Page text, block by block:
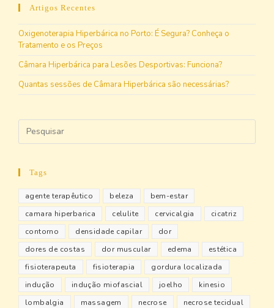
Artigos Recentes
Oxigenoterapia Hiperbárica no Porto: É Segura? Conheça o
Tratamento e os Preços
Câmara Hiperbárica para Lesões Desportivas: Funciona?
Quantas sessões de Câmara Hiperbárica são necessárias?
Tags
agente terapêutico beleza
bem-estar
camara hiperbarica
celulite cervicalgia
cicatriz
contorno
densidade capilar
dor
dores de costas
dor muscular edema
estética
fisioterapeuta
fisioterapia
gordura localizada
indução
indução miofascial joelho
kinesio
lombalgia
massagem necrose
necrose tecidual